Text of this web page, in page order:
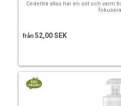
Cederträ atlas har en söt och varm
från 52,00 SEK